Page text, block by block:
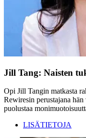
Jill Tang: Naisten
Opi Jill Tangin matkasta
Rewiresin perustajana
puolustaa
LISÄTIETOJA